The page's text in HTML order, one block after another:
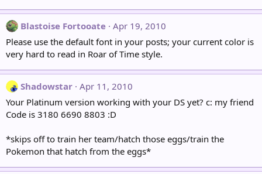
Blastoise Fortooate Apr 19, 2010
Please use the default font in your posts; your current color is
very hard to read in Roar of Time style.
Shadowstar Apr 11, 2010
Your Platinum version working with your DS yet? c: my friend
Code is 3180 6690 8803 :D
*skips off to train her team/hatch those eggs/train the
Pokemon that hatch from the eggs*